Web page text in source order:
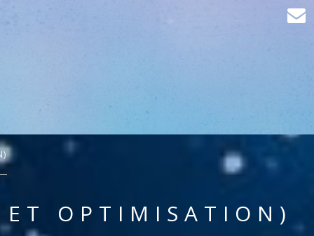
OPTIMISATION)